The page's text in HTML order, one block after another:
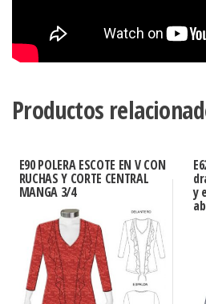
Productos
E90 POLERA ESCOTE EN V CON
RUCHAS Y CORTE CENTRAL
MANGA 3/4 y